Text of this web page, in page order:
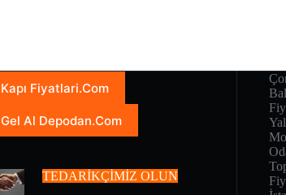
Kapı Fiyatlari.Com
Gel Al Depodan.Com
TEDARİKÇİMİZ OLUN